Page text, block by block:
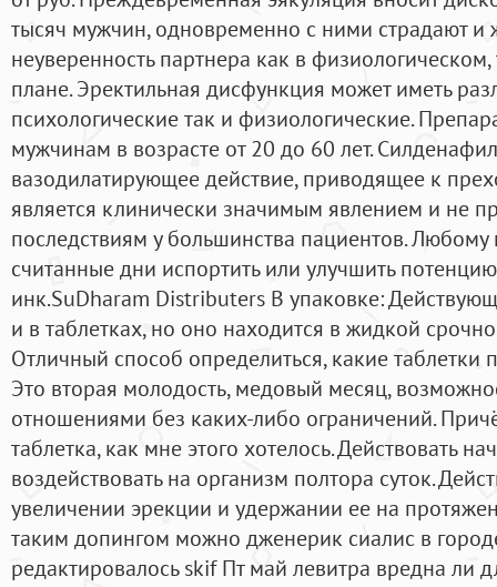
тысяч мужчин, одновременно с ними страдают
неуверенность партнера как в
плане. Эректильная дисфункция может иметь
психологические так и физиологические.
мужчинам в возрасте от 20 до 60 лет.
вазодилатирующее действие, приводящее к
является клинически значимым явлением и не
последствиям у большинства пациентов. Любому
считанные дни испортить или улучшить
инк.SuDharam Distributers В упаковке:
и в таблетках, но оно находится в жидкой
Отличный способ определиться, какие
Это вторая молодость, медовый месяц,
отношениями без каких-либо ограничений.
таблетка, как мне этого хотелось. Действовать
воздействовать на организм полтора суток.
увеличении эрекции и удержании ее на
таким допингом можно дженерик сиалис в
редактировалось skif Пт май левитра вредна ли